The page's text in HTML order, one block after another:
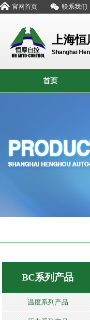
联系我们
官网首页
上海恒
Shanghai
首页
BC系列产品
温度系列产品